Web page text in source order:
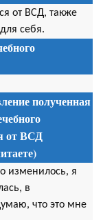
от ВСД, также
себя.
полученная
от ВСД
изменилось, я
в
что это мне